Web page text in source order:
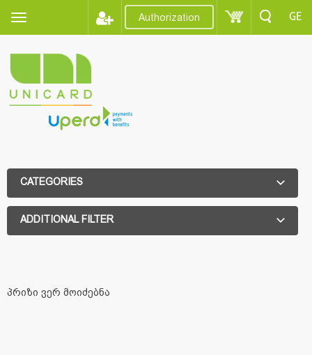
Authorization GE
CATEGORIES
ADDITIONAL FILTER
პრიზი ვერ მოიძებნა